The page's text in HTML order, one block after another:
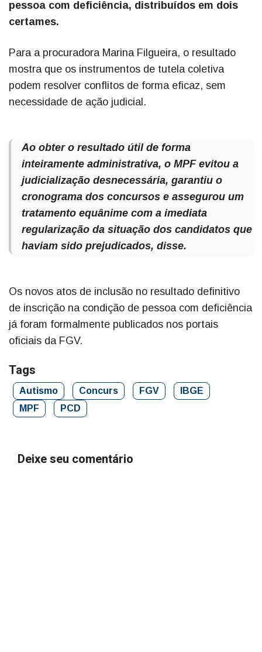
pessoa com deficiência, distribuídos em dois
certames.
Para a procuradora Marina Filgueira, o resultado
mostra que os instrumentos de tutela coletiva
podem resolver conflitos de forma eficaz, sem
necessidade de ação judicial.
Ao obter o resultado útil de forma
inteiramente administrativa, o MPF evitou a
judicialização desnecessária, garantiu o
cronograma dos concursos e assegurou um
tratamento equânime com a imediata
regularização da situação dos candidatos que
haviam sido prejudicados, disse.
Os novos atos de inclusão no resultado definitivo
de inscrição na condição de pessoa com deficiência
já foram formalmente publicados nos portais
oficiais da FGV.
Tags
Autismo Concurs FGV
IBGE
MPF
PCD
Deixe seu comentário